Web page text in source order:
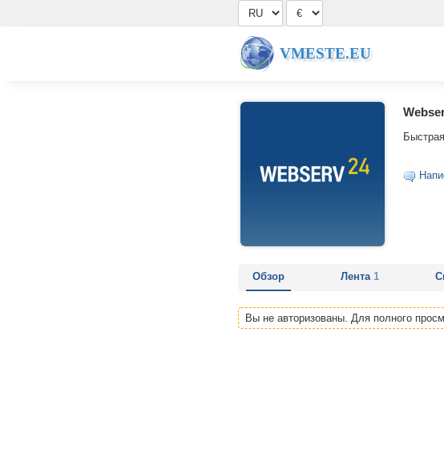
VMESTE.EU
Обзор Лента1
Вы не авторизованы. Для полного